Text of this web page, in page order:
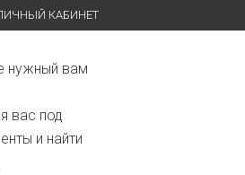
КАБИНЕТ
нужный вам
вас под
и найти